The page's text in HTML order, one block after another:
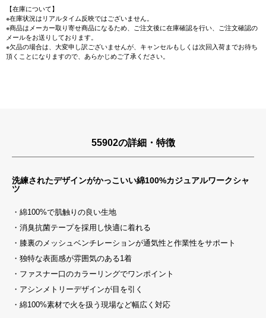
【在庫について】
※在庫状況はリアルタイム反映ではございません。
※商品はメーカー取り寄せ商品になるため、ご注文後に在庫確認を行い、ご注文確認の
メールをお送りしております。
※欠品の場合は、大変申し訳ございませんが、キャンセルもしくは次回入荷までお待ち
頂くことになりますので、あらかじめご了承ください。
55902の詳細・特徴
洗練されたデザインがかっこいい綿100%カジュアルワークシャ
ツ
・綿100%で肌触りの良い生地
・消臭抗菌テープを採用し快適に着れる
・膝裏のメッシュベンチレーションが通気性と作業性をサポート
・独特な表面感が雰囲気のある1着
・ファスナー口のカラーリングでワンポイント
・アシンメトリーデザインが目を引く
・綿100%素材で火を扱う現場など幅広く対応